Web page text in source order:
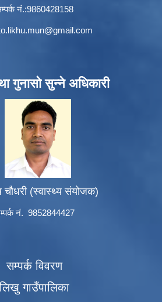
नं.:9860428158
गुनासो सुन्ने अधिकारी
चौधरी (स्वास्थ्य संयोजक)
नं. 9852844427
सम्पर्क विवरण
लिखु गाउँपालिका